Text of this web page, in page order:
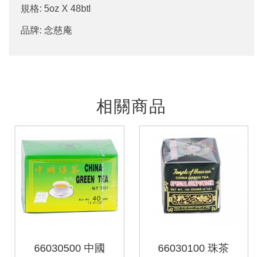
規格: 5oz X 48btl
品牌: 念慈庵
相關商品
66030500 中國
66030100 珠茶